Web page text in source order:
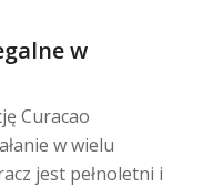
w
Curacao
w wielu
jest pełnoletni i